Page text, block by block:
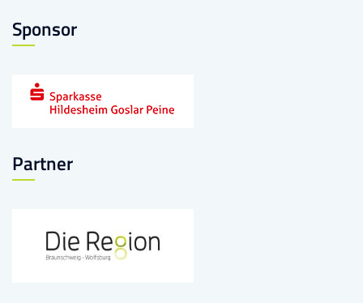
Sponsor
Partner